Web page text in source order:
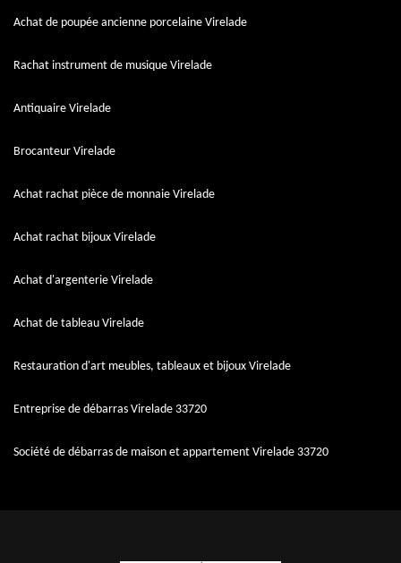
Achat de poupée ancienne porcelaine Virelade
Rachat instrument de musique Virelade
Antiquaire Virelade
Brocanteur Virelade
Achat rachat pièce de monnaie Virelade
Achat rachat bijoux Virelade
Achat d'argenterie Virelade
Achat de tableau Virelade
Restauration d'art meubles, tableaux et bijoux Virelade
Entreprise de débarras Virelade 33720
Société de débarras de maison et appartement Virelade 33720